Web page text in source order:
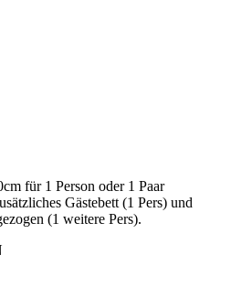
für 1 Person oder 1 Paar
Gästebett (1 Pers) und
(1 weitere Pers).